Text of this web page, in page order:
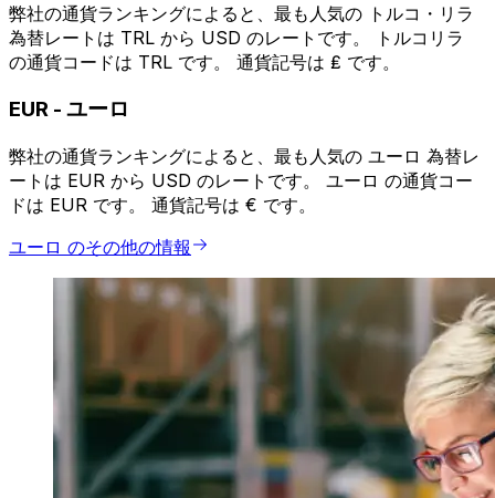
弊社の通貨ランキングによると、最も人気の トルコ・リラ
為替レートは TRL から USD のレートです。 トルコリラ
の通貨コードは TRL です。 通貨記号は ₤ です。
EUR - ユーロ
弊社の通貨ランキングによると、最も人気の ユーロ 為替レ
ートは EUR から USD のレートです。 ユーロ の通貨コー
ドは EUR です。 通貨記号は € です。
ユーロ のその他の情報